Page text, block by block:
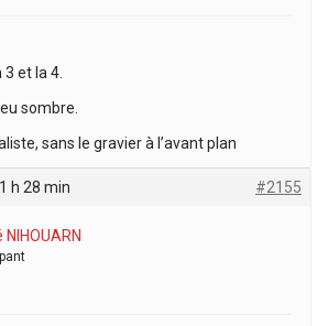
3 et la 4.
sombre.
sans le gravier à l’avant plan
h 28 min #2155